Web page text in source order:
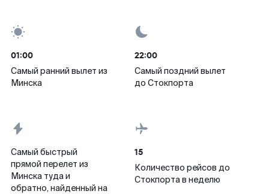
01:00
Самый ранний вылет из
Минска
22:00
Самый поздний вылет
до Стокпорта
Самый быстрый
прямой перелет из
Минска туда и
обратно, найденный на
15
Количество рейсов до
Стокпорта в неделю